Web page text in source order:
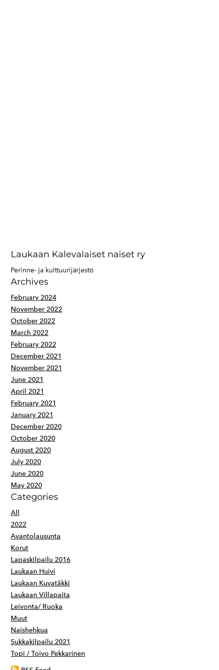
Laukaan Kalevalaiset naiset ry
Perinne- ja kulttuurijärjestö
Archives
February 2024
November 2022
October 2022
March 2022
February 2022
December 2021
November 2021
June 2021
April 2021
February 2021
January 2021
December 2020
October 2020
August 2020
July 2020
June 2020
May 2020
Categories
All
2022
Avantolausunta
Korut
Lapaskilpailu 2016
Laukaan Huivi
Laukaan Kuvatäkki
Laukaan Villapaita
Leivonta/ Ruoka
Muut
Naishehkua
Sukkakilpailu 2021
Topi / Toivo Pekkarinen